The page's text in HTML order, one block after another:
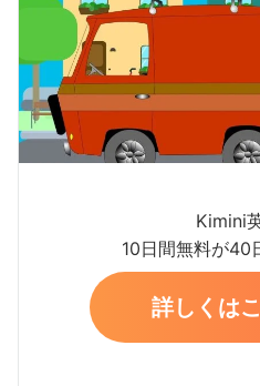
Kimini
10日間無料が40
詳しくは